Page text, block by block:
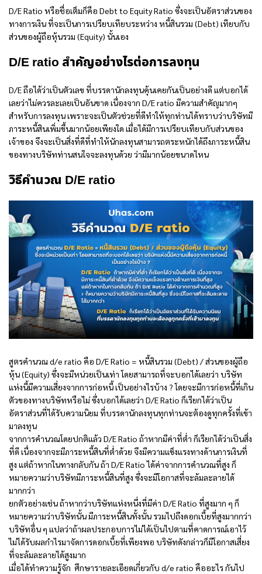
D/E Ratio หรือชื่อเต็มก็คือ Debt to Equity Ratio ซึ่งจะเป็นอัตราส่วนของ
ทางการเงิน ที่จะเป็นการเปรียบเทียบระหว่าง หนี้สินรวม (Debt) เทียบกับ
ส่วนของผู้ถือหุ้นรวม (Equity) นั้นเอง
D/E ratio สำคัญอย่างไรต่อการลงทุน
D/E ถือได้ว่าเป็นตัวเลข ที่บรรดานักลงทุนคุ้นเคยกันเป็นอย่างดี แต่บอกได้
เลยว่าไม่ควรละเลยเป็นอันขาด เนื่องจาก D/E ratio มีความสำคัญมากๆ
สำหรับการลงทุน เพราะจะเป็นตัวช่วยที่ดีทำให้ทุกท่านได้ทราบว่าบริษัทมี
ภาระหนี้สินเพิ่มขึ้นมากน้อยเพียงใด เมื่อได้มีการเปรียบเทียบกับส่วนของ
เจ้าของ จึงจะเป็นสิ่งที่ดีที่ทำให้นักลงทุนสามารถตระหนักได้ถึงภาระหนี้สิน
ของทางบริษัทท่านสนใจจะลงทุนด้วย ว่ามีมากน้อยขนาดไหน
วิธีคำนวณ D/E ratio
สูตรคำนวณd/e ratio คือ D/E Ratio = หนี้สินรวม (Debt) / ส่วนของผู้ถือ
หุ้น (Equity) ซึ่งจะมีหน่วยเป็นเท่า โดยสามารถที่จะบอกได้เลยว่า บริษัท
แห่งนี้มีความเสี่ยงจากการก่อหนี้ เป็นอย่างไรบ้าง ? โดยจะมีการก่อหนี้ที่เกิน
ตัวของทางบริษัทหรือไม่ ซึ่งบอกได้เลยว่า D/E Ratio ก็เรียกได้ว่าเป็น
อัตราส่วนที่ได้รับความนิยม ที่บรรดานักลงทุนทุกท่านจะต้องดูทุกครั้งที่เข้า
มาลงทุน
จากการคำนวณโดยปกติแล้ว D/E Ratio ถ้าหากมีค่าที่ต่ำ ก็เรียกได้ว่าเป็นสิ่ง
ที่ดี เนื่องจากจะมีภาระหนี้สินที่ต่ำด้วย จึงมีความแข็งแรงทางด้านการเงินที่
สูง แต่ถ้าหากในทางกลับกัน ถ้า D/E Ratio ได้ค่าจากการคำนวณที่สูง ก็
หมายความว่าบริษัทมีภาระหนี้สินที่สูง ซึ่งจะมีโอกาสที่จะล้มละลายได้
มากกว่า
ยกตัวอย่างเช่น ถ้าหากว่าบริษัทแห่งหนึ่งที่มีค่า D/E Ratio ที่สูงมาก ๆ ก็
หมายความว่าบริษัทนั้น มีภาระหนี้สินทั้งนั้น รวมไปถึงดอกเบี้ยที่สูงมากกว่า
บริษัทอื่น ๆ แปลว่าถ้าผลประกอบการไม่ได้เป็นไปตามที่คาดการณ์เอาไว้
ไม่ได้รับผลกำไรมาจัดการดอกเบี้ยที่เพียงพอ บริษัทดังกล่าวก็มีโอกาสเสี่ยง
ที่จะล้มละลายได้สูงมาก
เมื่อได้ทำความรู้จัก ศึกษารายละเอียดเกี่ยวกับ d/e ratio คืออะไร กันไป